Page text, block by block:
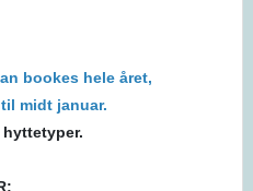
bookes hele året,
midt januar.